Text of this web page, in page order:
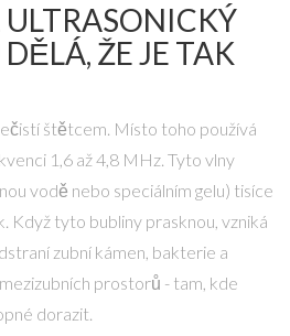
ŽE JE TAK
štětcem. Místo toho používá
1,6 až 4,8 MHz. Tyto vlny
vodě nebo speciálním gelu) tisíce
Když tyto bubliny prasknou, vzniká
zubní kámen, bakterie a
prostorů - tam, kde
dorazit.